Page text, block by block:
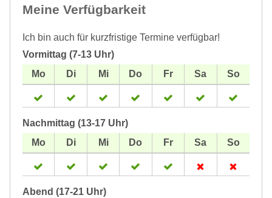
Meine Verfügbarkeit
Ich bin auch für kurzfristige Termine verfügbar!
Vormittag (7-13 Uhr)
Nachmittag (13-17 Uhr)
Abend (17-21 Uhr)